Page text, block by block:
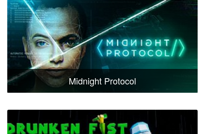
Midnight Protocol